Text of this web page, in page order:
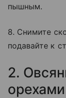
пышным.
8. Снимите
подавайте к
2.
орехами